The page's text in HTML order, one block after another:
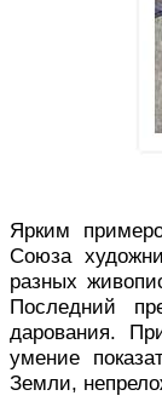
Ярким
Союза
разных
Последний
дарования.
умение
Земли,